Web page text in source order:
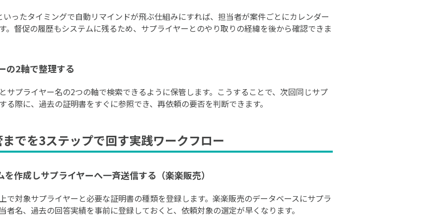
ったタイミングで自動リマインドが飛ぶ仕組みにすれば、担当者が案件ごとにカレンダー
。督促の履歴もシステムに残るため、サプライヤーとのやり取りの経緯を後から確認できま
の2軸で整理する
サプライヤー名の2つの軸で検索できるように保管します。こうすることで、次回同じサプ
る際に、過去の証明書をすぐに参照でき、再依頼の要否を判断できます。
でを3ステップで回す実践ワークフロー
作成しサプライヤーへ一斉送信する（楽楽販売）
で対象サプライヤーと必要な証明書の種類を登録します。楽楽販売のデータベースにサプラ
者名、過去の回答実績を事前に登録しておくと、依頼対象の選定が早くなります。